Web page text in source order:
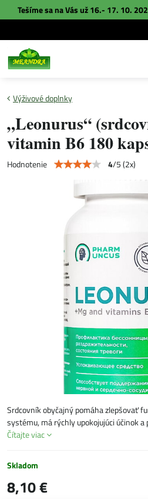
Tešíme sa na Vás už 16.- 17. 10.
Výživové doplnky
„Leonurus“
vitamin B6 180
Hodnotenie 4/5(2x)
Srdcovník obyčajný pomáha zlepšovať
systému, má rýchly upokojujúci účinok
Čítajte viac
Skladom
8,10 €